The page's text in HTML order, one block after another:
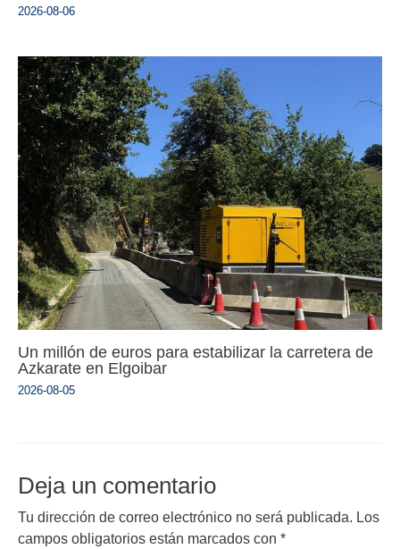
2026-08-06
Un millón de euros para estabilizar la carretera de
Azkarate en Elgoibar
2026-08-05
Deja un comentario
Tu dirección de correo electrónico no será publicada. Los
campos obligatorios están marcados con *